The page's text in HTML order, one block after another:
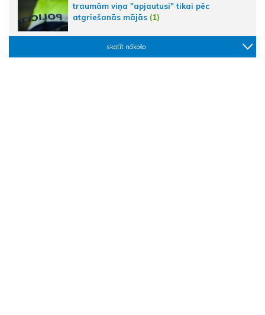
traumām viņa "apjautusi" tikai pēc
atgriešanās mājās (1)
skatīt nākošo